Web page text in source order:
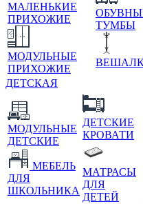
МАЛЕНЬКИЕ
ПРИХОЖИЕ
МОДУЛЬНЫЕ
ПРИХОЖИЕ
ТУМБЫ
ДЕТСКАЯ
МОДУЛЬНЫЕ
ДЕТСКИЕ
МЕБЕЛЬ
ДЛЯ
ШКОЛЬНИКА
ДЕТСКИЕ
КРОВАТИ
МАТРАСЫ
ДЛЯ
ДЕТЕЙ